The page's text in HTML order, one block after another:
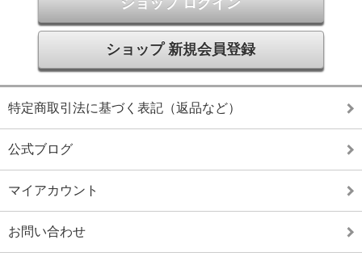
ショップ ログイン
ショップ 新規会員登録
特定商取引法に基づく表記（返品など）
公式ブログ
マイアカウント
お問い合わせ